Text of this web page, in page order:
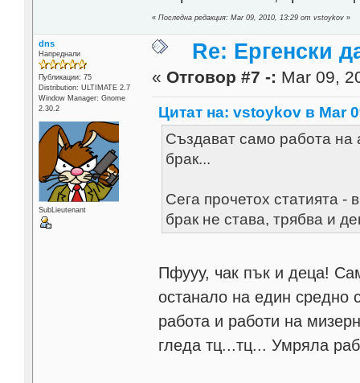
«Последна редакция: Mar 09, 2010, 13:29 от vstoykov »
dns
Напреднали
Публикации: 75
Distribution: ULTIMATE 2.7
Window Manager: Gnome
2.30.2
SubLieutenant
Re: Ергенски
« Отговор #7 -: Mar 09,
Цитат на: vstoykov в Mar
Създават само работа на
брак...
Сега прочетох статията
брак не става, трябва и
Пфууу, чак пък и деца!
останало на един средно
работа и работи на
гледа тц...тц... Умряла